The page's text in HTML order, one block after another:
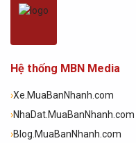
Hệ thống MBN Media
›Xe.MuaBanNhanh.com
›NhaDat.MuaBanNhanh.com
›Blog.MuaBanNhanh.com